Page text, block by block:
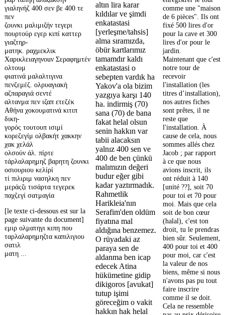
γιαληνήζ 400 σεν βε 400 τε
πεν
ζουνκι μαλιμιζήν τεγερι
πουρτούρ εγερ κιπί καττερ
γιαζτηρ-
ματηκ. ραχμεκλικ
Χαρικλειαγηνouν Σεραφημτέν
ολτουμ
φιατινά μαλαλτιγινα
πενζεμέζ. ολρυαγιακή
αζπαραγιά σεντέ
αλτανμα πεν ιζαπ ετεζέκ
Αθήνα χοκουματινά κιτιπ
δικη-
γορός τουτουπ ισιμί
κορεζεγίμ ολβακήτ χακκην
χακ χελάλ
ολσούν άλ. πίρτε
τάρλαλαρημηζ βαρητη ζουνκι
οσιουριου κελίρί
τί πιλιριμ νασηλκη πεν
μεράςζι τισάρτα τεγερεκ
παχζεγί σατμαγία
[le texte ci-dessous est sur la
page suivante du document]
εμιρ ολματηγι κιπη που
ταρλαλαρημηζτα καπιλιγιου
σατιλ
ματη ...
altın lira karar
kıldılar ve şimdi
enkatastasi
[yerleşme/tahsis]
alma sıramızda,
öbür kartlarımız
tamamdır kaldı
enkatastasi o
sebepten vardık ha
Yakov'a ola bizim
yazgıya karşı 140
ha. indirmiş (70)
sana (70) de bana
fakat helal olsun
senin hakkın var
tabii alacaksın
yalnız 400 sen ve
400 de ben çünkü
malımızın değeri
budur eğer gibi
kadar yaztırmadık.
Rahmetlik
Harikleia'nın
Serafim'den oldüm
fiyatına mal
aldığına benzemez.
O rüyadaki az
paraya sen de
aldanma ben icap
edecek Atina
hükümetine gidip
dikigoros [avukat]
tutup işimi
göreceğim o vakit
hakkın hak helal
comme une "maison
de 6 pièces". Ils ont
fixé 500 lires d'or
pour la cave et 300
lires d'or pour le
jardin.
Maintenant que c'est
notre tour de
recevoir
l'installation (les
titres d’installation),
nos autres fiches
sont prêtes, il ne
reste que
l'installation. À
cause de cela, nous
sommes allés chez
Jacob ; par rapport
à ce que nous
avions inscrit, ils
ont réduit à 140
[unité ??], soit 70
pour toi et 70 pour
moi. Mais que cela
soit de bon cœur
(halal), c'est ton
droit, tu le prendras
bien sûr. Seulement,
400 pour toi et 400
pour moi, car c'est
la valeur de nos
biens, même si nous
n'avons pas pu tout
faire inscrire
comme il se doit.
Cela ne ressemble